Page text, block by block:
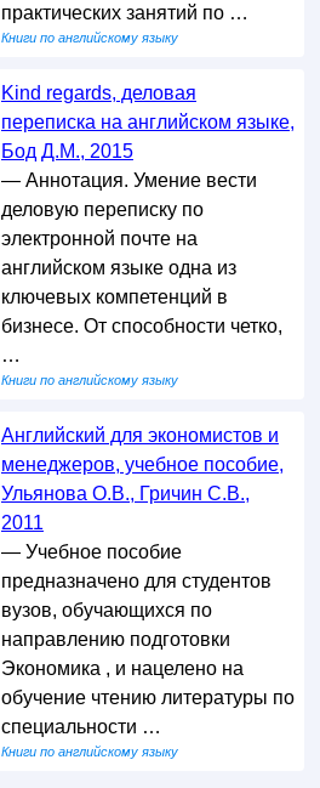
практических занятий по …
Книги по английскому языку
Kind regards, деловая
переписка на английском языке,
Бод Д.М., 2015
— Аннотация. Умение вести
деловую переписку по
электронной почте на
английском языке одна из
ключевых компетенций в
бизнесе. От способности четко,
…
Книги по английскому языку
Английский для экономистов и
менеджеров, учебное пособие,
Ульянова О.В., Гричин С.В.,
2011
— Учебное пособие
предназначено для студентов
вузов, обучающихся по
направлению подготовки
Экономика , и нацелено на
обучение чтению литературы по
специальности …
Книги по английскому языку